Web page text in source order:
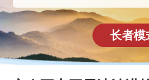
长者模